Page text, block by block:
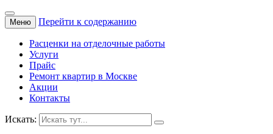
Меню Перейти к содержанию
Расценки на отделочные работы
Услуги
Прайс
Ремонт квартир в Москве
Акции
Контакты
Искать: